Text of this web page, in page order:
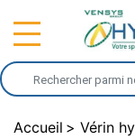
Accueil Vérin